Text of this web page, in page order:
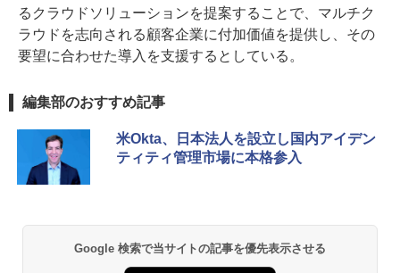
るクラウドソリューションを提案することで、マルチク
ラウドを志向される顧客企業に付加価値を提供し、その
要望に合わせた導入を支援するとしている。
編集部のおすすめ記事
米Okta、日本法人を設立し国内アイデン
ティティ管理市場に本格参入
Google 検索で当サイトの記事を優先表示させる